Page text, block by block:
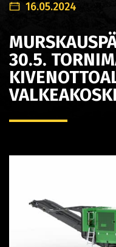
16.05.2024
30.5.